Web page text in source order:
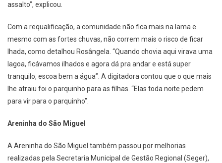
assalto”, explicou.
Com a requalificação, a comunidade não fica mais na lama e
mesmo com as fortes chuvas, não correm mais o risco de ficar
lhada, como detalhou Rosângela. “Quando chovia aqui virava uma
lagoa, ficávamos ilhados e agora dá pra andar e está super
tranquilo, escoa bem a água”. A digitadora contou que o que mais
lhe atraiu foi o parquinho para as filhas. “Elas toda noite pedem
para vir para o parquinho”.
Areninha do São Miguel
A Areninha do São Miguel também passou por melhorias
realizadas pela Secretaria Municipal de Gestão Regional (Seger),